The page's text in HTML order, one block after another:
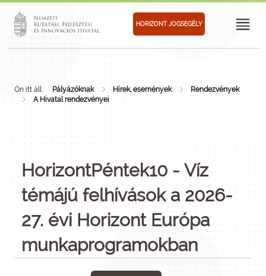
HORIZONT JOGSEGÉLY
Ön itt áll: Pályázóknak Hírek, események
Rendezvények
A Hivatal rendezvényei
HorizontPéntek10 - Víz
témájú felhívások a 2026-
27. évi Horizont Európa
munkaprogramokban